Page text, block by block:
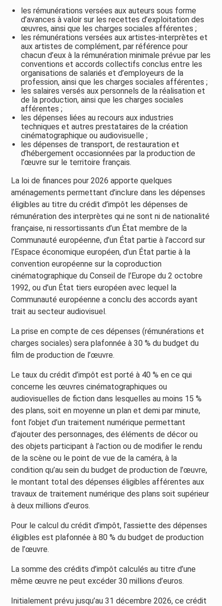
les rémunérations versées aux auteurs sous forme
d’avances à valoir sur les recettes d’exploitation des
œuvres, ainsi que les charges sociales afférentes ;
les rémunérations versées aux artistes-interprètes et
aux artistes de complément, par référence pour
chacun d’eux à la rémunération minimale prévue par les
conventions et accords collectifs conclus entre les
organisations de salariés et d’employeurs de la
profession, ainsi que les charges sociales afférentes ;
les salaires versés aux personnels de la réalisation et
de la production, ainsi que les charges sociales
afférentes ;
les dépenses liées au recours aux industries
techniques et autres prestataires de la création
cinématographique ou audiovisuelle ;
les dépenses de transport, de restauration et
d’hébergement occasionnées par la production de
l’œuvre sur le territoire français.
La loi de finances pour 2026 apporte quelques
aménagements permettant d’inclure dans les dépenses
éligibles au titre du crédit d’impôt les dépenses de
rémunération des interprètes qui ne sont ni de nationalité
française, ni ressortissants d’un État membre de la
Communauté européenne, d’un État partie à l’accord sur
l’Espace économique européen, d’un État partie à la
convention européenne sur la coproduction
cinématographique du Conseil de l’Europe du 2 octobre
1992, ou d’un État tiers européen avec lequel la
Communauté européenne a conclu des accords ayant
trait au secteur audiovisuel.
La prise en compte de ces dépenses (rémunérations et
charges sociales) sera plafonnée à 30 % du budget du
film de production de l’œuvre.
Le taux du crédit d’impôt est porté à 40 % en ce qui
concerne les œuvres cinématographiques ou
audiovisuelles de fiction dans lesquelles au moins 15 %
des plans, soit en moyenne un plan et demi par minute,
font l’objet d’un traitement numérique permettant
d’ajouter des personnages, des éléments de décor ou
des objets participant à l’action ou de modifier le rendu
de la scène ou le point de vue de la caméra, à la
condition qu’au sein du budget de production de l’œuvre,
le montant total des dépenses éligibles afférentes aux
travaux de traitement numérique des plans soit supérieur
à deux millions d’euros.
Pour le calcul du crédit d’impôt, l’assiette des dépenses
éligibles est plafonnée à 80 % du budget de production
de l’œuvre.
La somme des crédits d’impôt calculés au titre d’une
même œuvre ne peut excéder 30 millions d’euros.
Initialement prévu jusqu’au 31 décembre 2026, ce crédit